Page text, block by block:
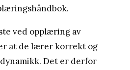
ved opplæring av
at de lærer korrekt og
Det er derfor